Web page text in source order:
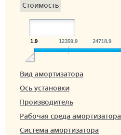
Стоимость
1.9 12359.9 24718.9
Вид амортизатора
Ось установки
Производитель
Рабочая среда амортизатора
Система амортизатора